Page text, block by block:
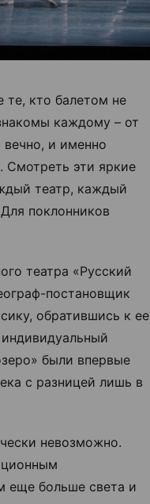
кто балетом не
каждому – от
вечно, и именно
Смотреть эти яркие
театр, каждый
поклонников
театра «Русский
постановщик
обратившись к ее
были впервые
с разницей лишь в
невозможно.
еще больше света и